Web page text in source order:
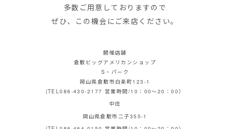
多数ご用意しておりますので
ぜひ、この機会にご来店ください。
開催店舗
倉敷ビッグアメリカンショップ
S・パーク
岡山県倉敷市白楽町123-1
(TEL086-430-2177 営業時間/10：00～20：00）
中庄
岡山県倉敷市二子355-1